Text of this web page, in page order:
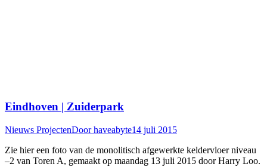
Eindhoven | Zuiderpark
Nieuws ProjectenDoorhaveabyte14 juli 2015
Zie hier een foto van de monolitisch afgewerkte keldervloer niveau
–2 van Toren A, gemaakt op maandag 13 juli 2015 door Harry Loo.